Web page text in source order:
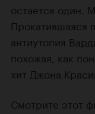
остается один.
Прокатившаяся
антиутопия
похожая, как
хит Джона
Смотрите этот